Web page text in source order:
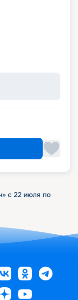
с 22 июля по